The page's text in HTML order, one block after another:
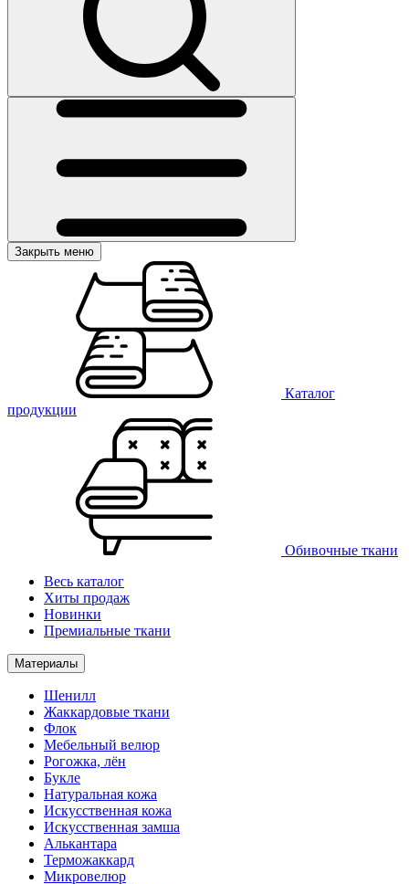
Закрыть меню
Каталог
продукции
Обивочные ткани
Весь каталог
Хиты продаж
Новинки
Премиальные ткани
Материалы
Шенилл
Жаккардовые ткани
Флок
Мебельный велюр
Рогожка, лён
Букле
Натуральная кожа
Искусственная кожа
Искусственная замша
Алькантара
Терможаккард
Микровелюр